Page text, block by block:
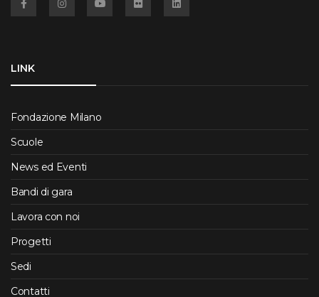
LINK
Fondazione Milano
Scuole
News ed Eventi
Bandi di gara
Lavora con noi
Progetti
Sedi
Contatti